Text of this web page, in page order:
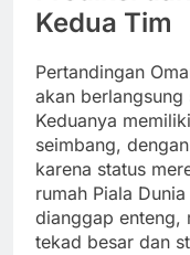
Kedua Tim
Pertandingan
akan
Keduanya
seimbang,
karena status
rumah Piala
dianggap enteng,
tekad besar dan